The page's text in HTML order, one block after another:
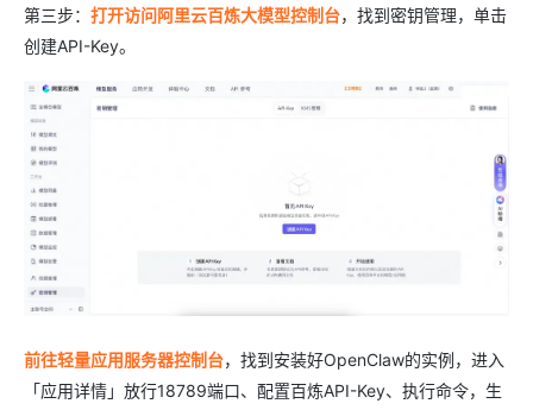
第三步： 打开访问阿里云百炼大模型控制台，找到密钥管理，单击
创建API-Key。
前往轻量应用服务器控制台，找到安装好OpenClaw的实例，进入
「应用详情」放行18789端口、配置百炼API-Key、执行命令，生